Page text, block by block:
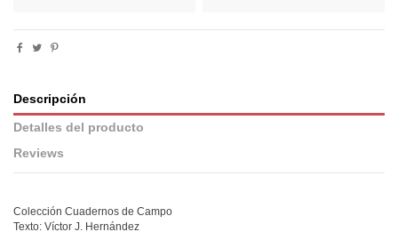
Descripción
Detalles del producto
Reviews
Colección Cuadernos de Campo
Texto: Víctor J. Hernández